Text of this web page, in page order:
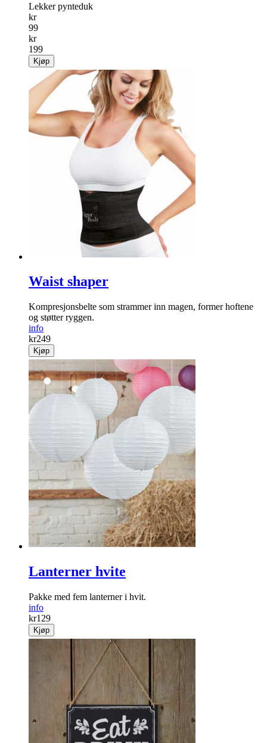
Lekker pynteduk
kr
99
kr
199
Kjøp
Waist shaper
Kompresjonsbelte som strammer inn magen, former hoftene
og støtter ryggen.
info
kr249
Kjøp
Lanterner hvite
Pakke med fem lanterner i hvit.
info
kr129
Kjøp